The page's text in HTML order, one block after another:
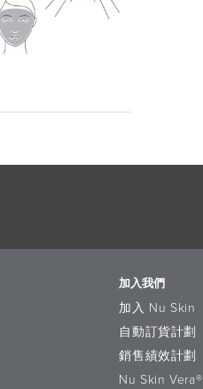
加入我們
加入 Nu Skin
自動訂貨計劃
銷售績效計劃
Nu Skin Vera®